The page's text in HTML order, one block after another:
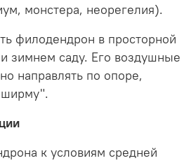
монстера, неорегелия).
филодендрон в просторной
зимнем саду. Его воздушные
направлять по опоре,
ширму".
к условиям средней